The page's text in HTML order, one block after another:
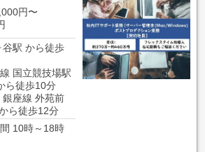
円〜
谷駅 から徒歩
国立競技場駅
ら徒歩10分
座線 外苑前
ら徒歩12分
10時～18時